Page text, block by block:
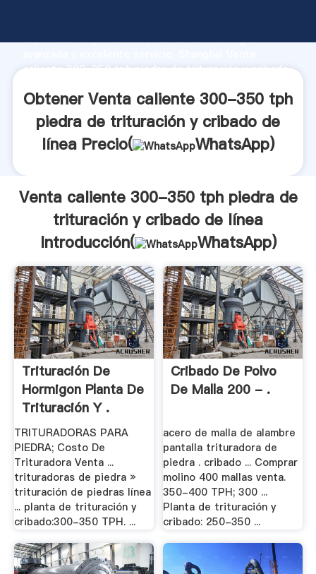
capacidad de producción, fuerza de investigación
caliente 300-350 tph piedra de trituración y cribado
todos los clientes.
Obtener Venta caliente 300-350 tph
piedra de trituración y cribado de
línea Precio(
WhatsApp)
Venta caliente 300-350 tph piedra de
trituración y cribado de línea
Introducción(
WhatsApp)
Trituración De
Hormigon Planta De
Trituración Y .
TRITURADORAS PARA
PIEDRA; Costo De
Trituradora Venta ...
trituradoras de piedra »
trituración de piedras línea
... planta de trituración y
cribado:300-350 TPH. ...
Cribado De Polvo
De Malla 200 - .
acero de malla de alambre
pantalla trituradora de
piedra . cribado ... Comprar
molino 400 mallas venta.
350-400 TPH; 300 ...
Planta de trituración y
cribado: 250-350 ...